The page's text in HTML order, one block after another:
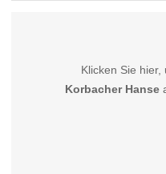
Klicken Sie hier,
Korbacher Hanse